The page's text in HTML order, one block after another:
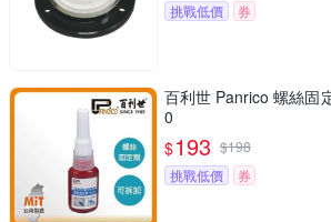
挑戰低價
券
百利世 Panrico 螺絲固
0
$193 $198
挑戰低價
券